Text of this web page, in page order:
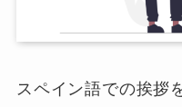
スペイン語での挨拶